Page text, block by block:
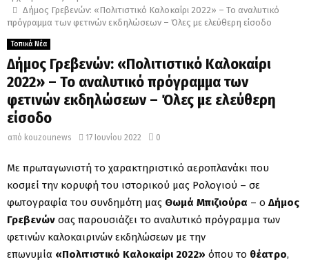
Δήμος Γρεβενών: «Πολιτιστικό Καλοκαίρι 2022» – Το αναλυτικό
πρόγραμμα των φετινών εκδηλώσεων – Όλες με ελεύθερη είσοδο
Τοπικά Νέα
Δήμος Γρεβενών: «Πολιτιστικό Καλοκαίρι
2022» – Το αναλυτικό πρόγραμμα των
φετινών εκδηλώσεων – Όλες με ελεύθερη
είσοδο
από kouzounews 17 Ιουνίου 2022 0
Με πρωταγωνιστή το χαρακτηριστικό αεροπλανάκι που
κοσμεί την κορυφή του ιστορικού μας Ρολογιού – σε
φωτογραφία του συνδημότη μας Θωμά Μπιζιούρα – ο Δήμος
Γρεβενών σας παρουσιάζει το αναλυτικό πρόγραμμα των
φετινών καλοκαιρινών εκδηλώσεων με την
επωνυμία «Πολιτιστικό Καλοκαίρι 2022» όπου το θέατρο,